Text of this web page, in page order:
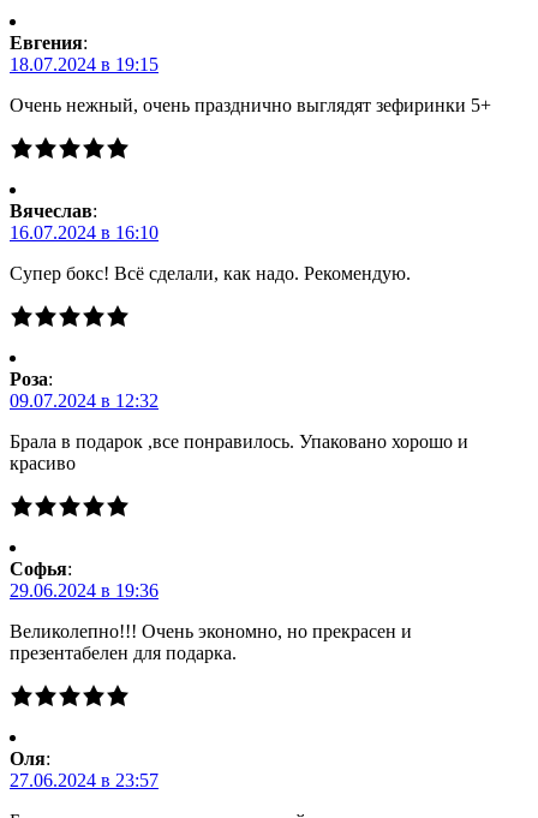
Евгения:
18.07.2024 в 19:15
Очень нежный, очень празднично выглядят зефиринки 5+
Вячеслав:
16.07.2024 в 16:10
Супер бокс! Всё сделали, как надо. Рекомендую.
Роза:
09.07.2024 в 12:32
Брала в подарок ,все понравилось. Упаковано хорошо и
красиво
Софья:
29.06.2024 в 19:36
Великолепно!!! Очень экономно, но прекрасен и
презентабелен для подарка.
Оля:
27.06.2024 в 23:57